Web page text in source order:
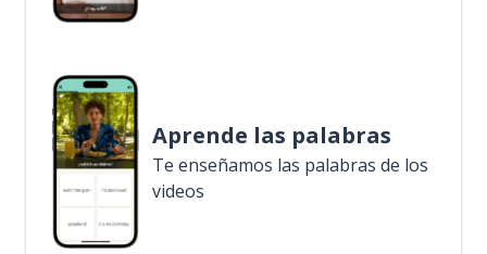
Aprende las palabras
Te enseñamos las palabras de los
videos